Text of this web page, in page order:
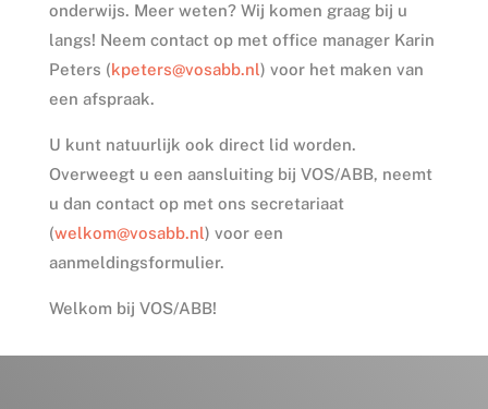
onderwijs. Meer weten? Wij komen graag bij u
langs! Neem contact op met office manager Karin
Peters (kpeters@vosabb.nl) voor het maken van
een afspraak.
U kunt natuurlijk ook direct lid worden.
Overweegt u een aansluiting bij VOS/ABB, neemt
u dan contact op met ons secretariaat
(welkom@vosabb.nl) voor een
aanmeldingsformulier.
Welkom bij VOS/ABB!